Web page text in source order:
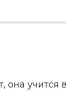
она учится